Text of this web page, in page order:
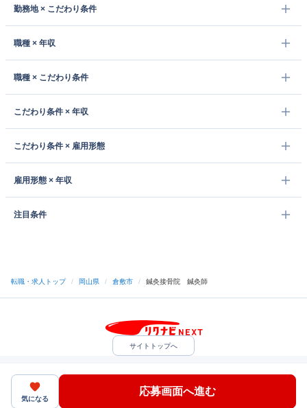
勤務地 × こだわり条件
職種 × 年収
職種 × こだわり条件
こだわり条件 × 年収
こだわり条件 × 雇用形態
雇用形態 × 年収
注目条件
転職・求人トップ / 岡山県 / 倉敷市 / 鍼灸接骨院 鍼灸師
気になる
応募画面へ進む
サイトトップへ
中途採用をご検討の企業様
ヘルプ・お問い合わせ
（C）Indeed Inc.